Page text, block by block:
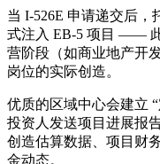
当 I-526E 申请递交后
式注入 EB-5 项目 ——
营阶段（如商业地产开
岗位的实际创造。
优质的区域中心会建立
投资人发送项目进展报
创造估算数据、项目财
金动态。